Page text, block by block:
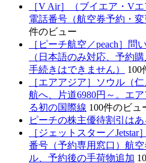
［V Air］（ブイエア・V
電話番号（航空券予約・変
件のビュー
［ピーチ航空／peach］問
（日本語のみ対応、予約
手続きはできません）
100
［エアアジア］ソウル（
航へ、片道6980円～。エ
る初の国際線 100件のビュ
ピーチの株主優待割引はあ
［ジェットスター／
番号（予約専用窓口）航
ル、予約後の手荷物追加